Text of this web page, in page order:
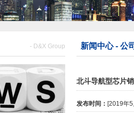
- D&X Group 新闻中心 - 公
北斗导航型芯片
发布时间： [2019年